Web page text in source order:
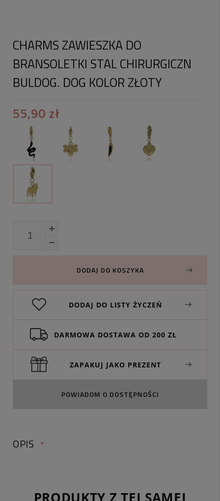
CHARMS ZAWIESZKA DO
BRANSOLETKI STAL CHIRURGICZN
BULDOG. DOG KOLOR ZŁOTY
55,90 zł
DODAJ DO KOSZYKA
DODAJ DO LISTY ŻYCZEŃ
DARMOWA DOSTAWA OD 200 ZŁ
ZAPAKUJ JAKO PREZENT
POWIADOM O DOSTĘPNOŚCI
OPIS